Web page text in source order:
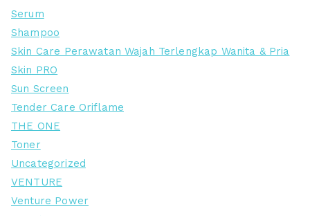
Serum
Shampoo
Skin Care Perawatan Wajah Terlengkap Wanita & Pria
Skin PRO
Sun Screen
Tender Care Oriflame
THE ONE
Toner
Uncategorized
VENTURE
Venture Power